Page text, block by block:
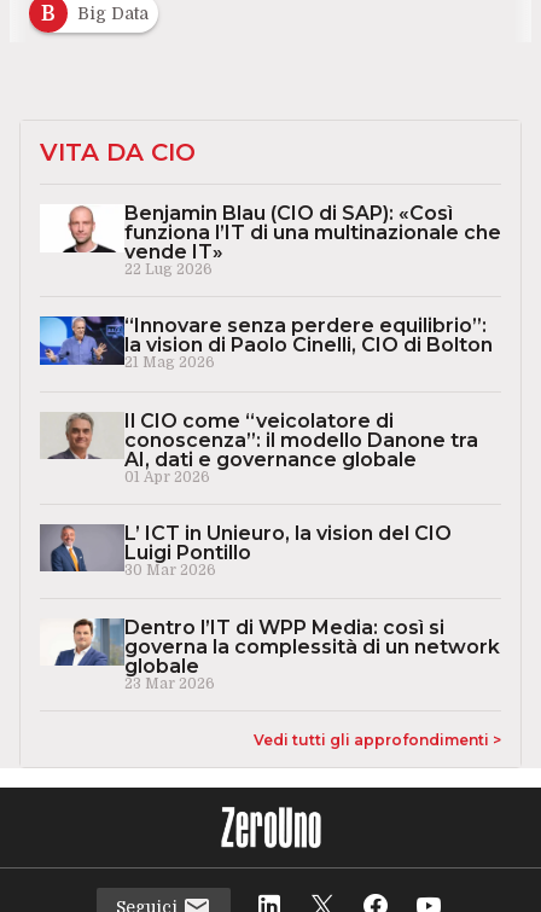
B Big Data
VITA DA CIO
Benjamin Blau (CIO di SAP): «Così
funziona l’IT di una multinazionale che
vende IT»
22 Lug 2026
“Innovare senza perdere equilibrio”:
la vision di Paolo Cinelli, CIO di Bolton
21 Mag 2026
Il CIO come “veicolatore di
conoscenza”: il modello Danone tra
AI, dati e governance globale
01 Apr 2026
L’ ICT in Unieuro, la vision del CIO
Luigi Pontillo
30 Mar 2026
Dentro l’IT di WPP Media: così si
governa la complessità di un network
globale
23 Mar 2026
Vedi tutti gli approfondimenti >
Seguici